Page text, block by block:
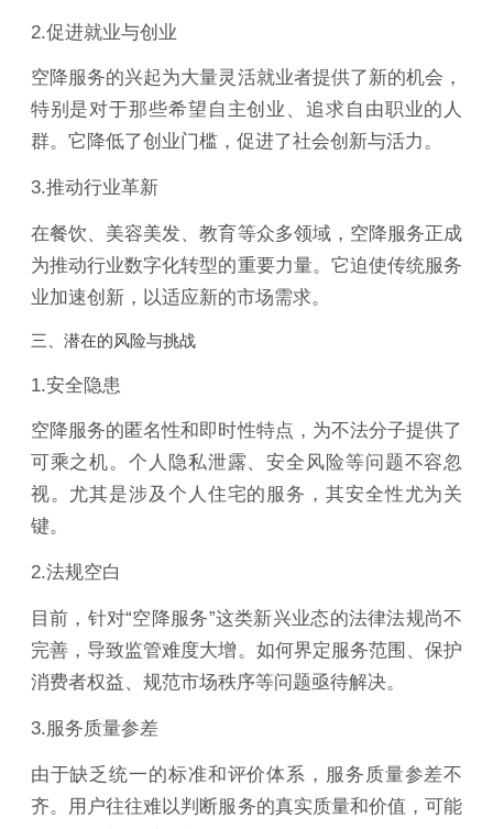
2.促进就业与创业
空降服务的兴起为大量灵活就业者提供了新的机会，
特别是对于那些希望自主创业、追求自由职业的人
群。它降低了创业门槛，促进了社会创新与活力。
3.推动行业革新
在餐饮、美容美发、教育等众多领域，空降服务正成
为推动行业数字化转型的重要力量。它迫使传统服务
业加速创新，以适应新的市场需求。
三、潜在的风险与挑战
1.安全隐患
空降服务的匿名性和即时性特点，为不法分子提供了
可乘之机。个人隐私泄露、安全风险等问题不容忽
视。尤其是涉及个人住宅的服务，其安全性尤为关
键。
2.法规空白
目前，针对“空降服务”这类新兴业态的法律法规尚不
完善，导致监管难度大增。如何界定服务范围、保护
消费者权益、规范市场秩序等问题亟待解决。
3.服务质量参差
由于缺乏统一的标准和评价体系，服务质量参差不
齐。用户往往难以判断服务的真实质量和价值，可能